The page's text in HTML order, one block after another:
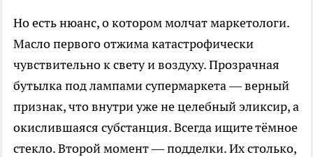
Но есть нюанс, о котором молчат маркетологи.
Масло первого отжима катастрофически
чувствительно к свету и воздуху. Прозрачная
бутылка под лампами супермаркета — верный
признак, что внутри уже не целебный эликсир, а
окислившаяся субстанция. Всегда ищите тёмное
стекло. Второй момент — подделки. Их столько,